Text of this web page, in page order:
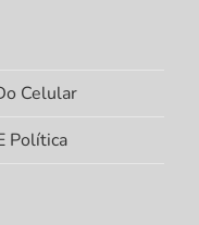
Celular
Política